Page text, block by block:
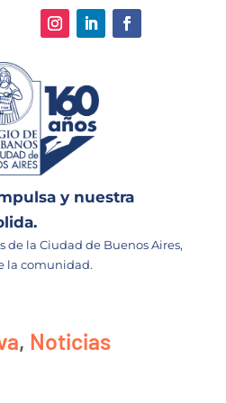
y nuestra
de la Ciudad de Buenos Aires,
la comunidad.
, Noticias